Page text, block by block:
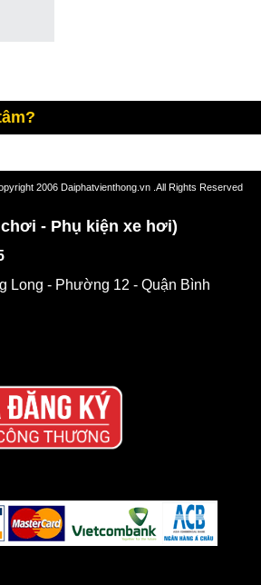
2006 Daiphatvienthong.vn .All Rights Reserved
- Phụ kiện xe hơi)
Long - Phường 12 - Quận Bình